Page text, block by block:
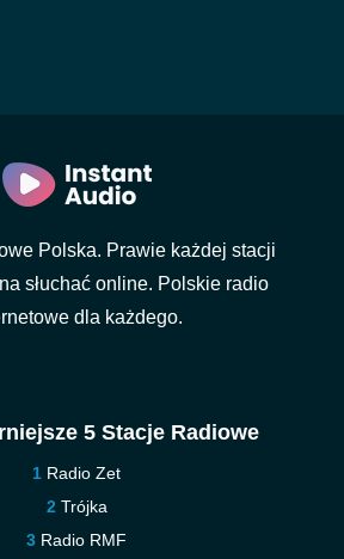
Polska. Prawie każdej stacji
słuchać online. Polskie radio
dla każdego.
5 Stacje Radiowe
Radio Zet
Trójka
Radio RMF